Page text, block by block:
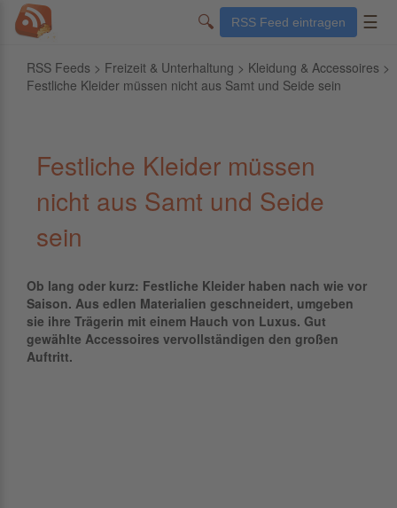
🔍 RSS Feed eintragen ☰
RSS Feeds > Freizeit & Unterhaltung > Kleidung & Accessoires >
Festliche Kleider müssen nicht aus Samt und Seide sein
Festliche Kleider müssen
nicht aus Samt und Seide
sein
Ob lang oder kurz: Festliche Kleider haben nach wie vor
Saison. Aus edlen Materialien geschneidert, umgeben
sie ihre Trägerin mit einem Hauch von Luxus. Gut
gewählte Accessoires vervollständigen den großen
Auftritt.